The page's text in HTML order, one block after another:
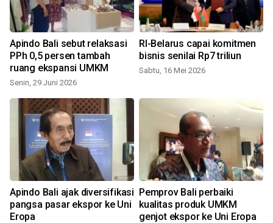
Apindo Bali sebut relaksasi
PPh 0,5 persen tambah
ruang ekspansi UMKM
Senin, 29 Juni 2026
RI-Belarus capai komitmen
bisnis senilai Rp7 triliun
Sabtu, 16 Mei 2026
Apindo Bali ajak diversifikasi
pangsa pasar ekspor ke Uni
Eropa
Pemprov Bali perbaiki
kualitas produk UMKM
genjot ekspor ke Uni Eropa